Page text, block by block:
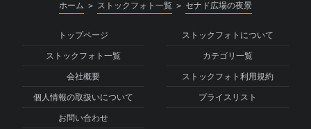
ホーム > ストックフォト一覧 > セナド広場の夜景
トップページ ストックフォトについて
ストックフォト一覧 カテゴリ一覧
会社概要 ストックフォト利用規約
個人情報の取扱いについて プライスリスト
お問い合わせ